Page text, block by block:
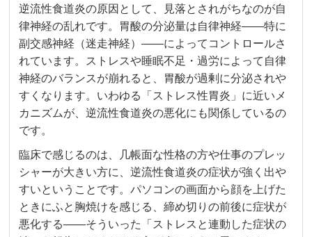
逆流性食道炎の原因として、見落とされがちなのが自
律神経の乱れです。胃酸の分泌量は自律神経——特に
副交感神経（迷走神経）——によってコントロールさ
れています。ストレスや睡眠不足・過労によって自律
神経のバランスが崩れると、胃酸が過剰に分泌されや
すくなります。いわゆる「ストレス性胃炎」に近いメ
カニズムが、逆流性食道炎の悪化にも関係しているの
です。
臨床で感じるのは、几帳面な性格の方や仕事のプレッ
シャーが大きい方に、逆流性食道炎の症状が強く出や
すいということです。パソコンの画面から顔を上げた
ときにふと胸焼けを感じる、締め切りの前後に症状が
悪化する——そういった「ストレスと連動した症状の